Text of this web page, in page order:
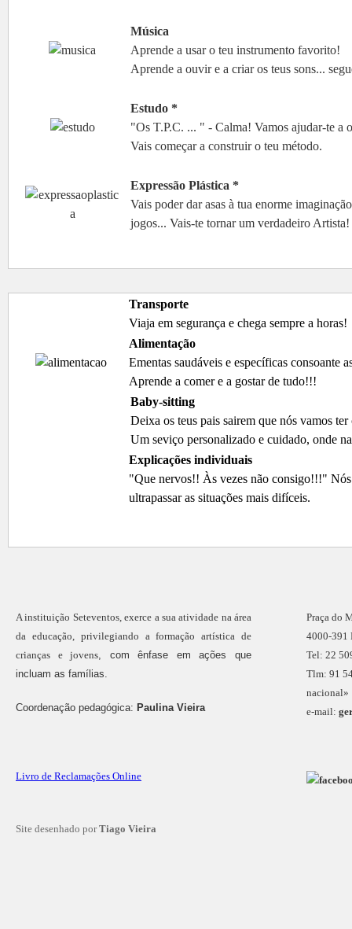
Música
Aprende a usar o teu instrumento favorito!
Aprende a ouvir e a criar os teus sons...
Estudo *
"Os T.P.C. ... " - Calma! Vamos ajudar-te a
Vais começar a construir o teu método.
Expressão Plástica *
Vais poder dar asas à tua enorme
jogos... Vais-te tornar um verdadeiro Artista!
Transporte
Viaja em segurança e chega sempre a horas!
Alimentação
Ementas saudáveis e específicas consoante
Aprende a comer e a gostar de tudo!!!
Baby-sitting
Deixa os teus pais sairem que nós vamos
Um seviço personalizado e cuidado, onde
Explicações individuais
"Que nervos!! Às vezes não consigo!!!"
ultrapassar as situações mais difíceis.
A instituição Seteventos, exerce a sua atividade na área
da educação, privilegiando a formação artística de
crianças e jovens, com ênfase em ações que
incluam as famílias.
Coordenação pedagógica: Paulina Vieira
Livro de Reclamações Online
Site desenhado porTiago Vieira
Praça do
4000-391
Tel: 22
Tlm: 91
nacional»
e-mail: